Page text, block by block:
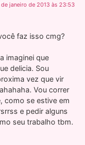
de janeiro de 2013 às 23:53
faz isso cmg?
imaginei que
delicia. Sou
vez que vir
Vou correr
como se estive em
e pedir alguns
seu trabalho tbm.